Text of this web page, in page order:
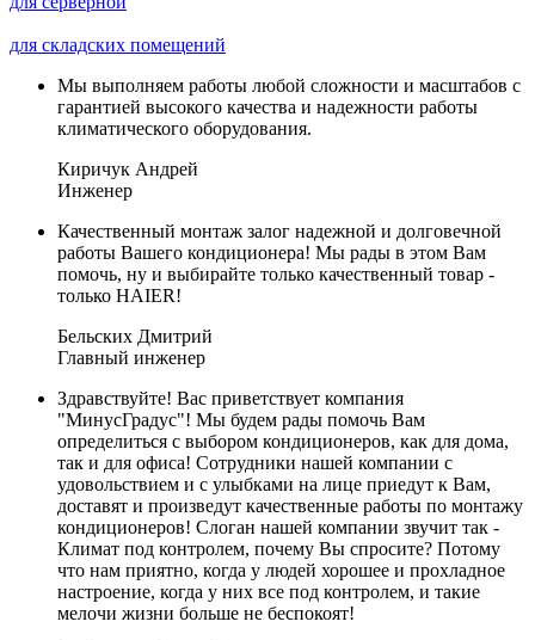
для складских помещений
Мы выполняем работы любой сложности и масштабов с
гарантией высокого качества и надежности работы
климатического оборудования.
Киричук Андрей
Инженер
Качественный монтаж залог надежной и долговечной
работы Вашего кондиционера! Мы рады в этом Вам
помочь, ну и выбирайте только качественный товар -
только HAIER!
Бельских Дмитрий
Главный инженер
Здравствуйте! Вас приветствует компания
"МинусГрадус"! Мы будем рады помочь Вам
определиться с выбором кондиционеров, как для дома,
так и для офиса! Сотрудники нашей компании с
удовольствием и с улыбками на лице приедут к Вам,
доставят и произведут качественные работы по монтажу
кондиционеров! Слоган нашей компании звучит так -
Климат под контролем, почему Вы спросите? Потому
что нам приятно, когда у людей хорошее и прохладное
настроение, когда у них все под контролем, и такие
мелочи жизни больше не беспокоят!